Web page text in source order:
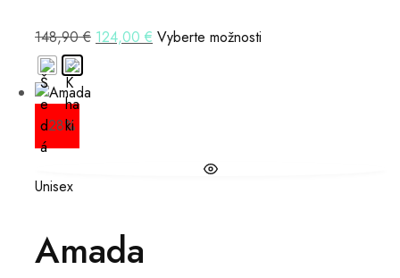
148,90€ 124,00 € Vyberte možnosti
- 28%
Unisex
Amada